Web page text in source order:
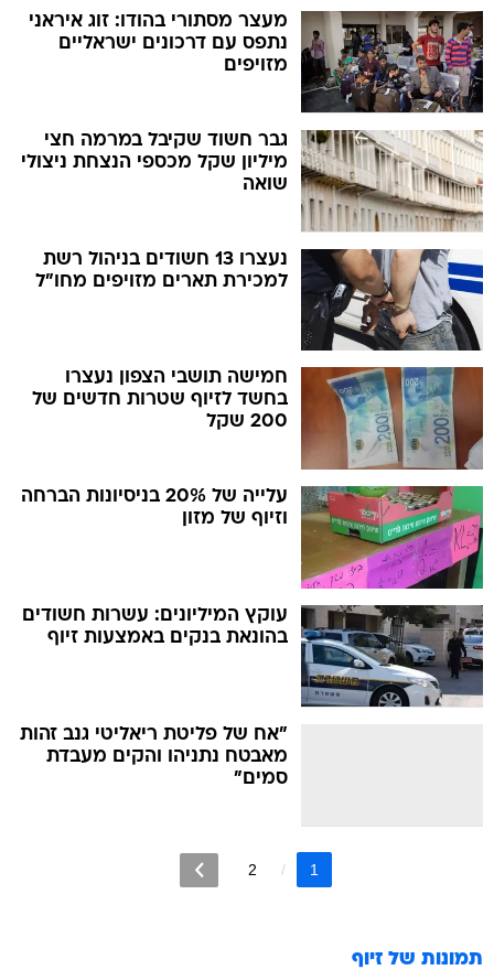
מעצר מסתורי בהודו: זוג איראני
נתפס עם דרכונים ישראליים
מזויפים
גבר חשוד שקיבל במרמה חצי
מיליון שקל מכספי הנצחת ניצולי
שואה
נעצרו 13 חשודים בניהול רשת
למכירת תארים מזויפים מחו"ל
חמישה תושבי הצפון נעצרו
בחשד לזיוף שטרות חדשים של
200 שקל
עלייה של 20% בניסיונות הברחה
וזיוף של מזון
עוקץ המיליונים: עשרות חשודים
בהונאת בנקים באמצעות זיוף
"אח של פליטת ריאליטי גנב זהות
מאבטח נתניהו והקים מעבדת
סמים"
1
2
תמונות של זיוף